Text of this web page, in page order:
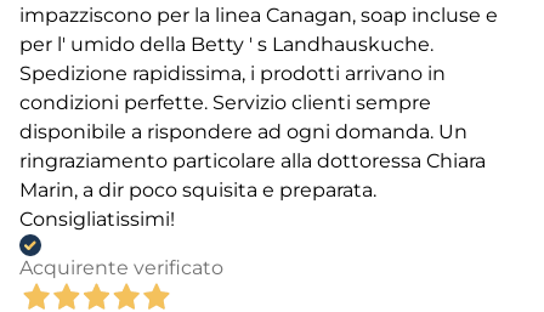
impazziscono per la linea Canagan, soap incluse e
per l' umido della Betty ' s Landhauskuche.
Spedizione rapidissima, i prodotti arrivano in
condizioni perfette. Servizio clienti sempre
disponibile a rispondere ad ogni domanda. Un
ringraziamento particolare alla dottoressa Chiara
Marin, a dir poco squisita e preparata.
Consigliatissimi!
Acquirente verificato